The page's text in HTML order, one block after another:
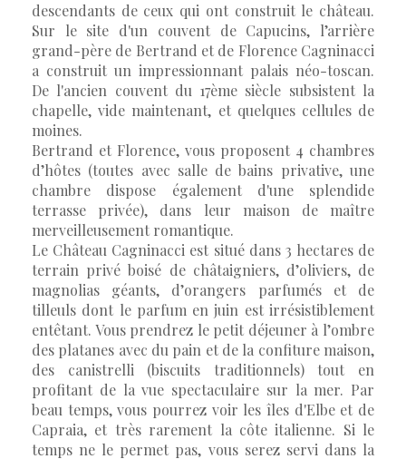
descendants de ceux qui ont construit le château.
Sur le site d'un couvent de Capucins, l’arrière
grand-père de Bertrand et de Florence Cagninacci
a construit un impressionnant palais néo-toscan.
De l'ancien couvent du 17ème siècle subsistent la
chapelle, vide maintenant, et quelques cellules de
moines.
Bertrand et Florence, vous proposent 4 chambres
d’hôtes (toutes avec salle de bains privative, une
chambre dispose également d'une splendide
terrasse privée), dans leur maison de maître
merveilleusement romantique.
Le Château Cagninacci est situé dans 3 hectares de
terrain privé boisé de châtaigniers, d’oliviers, de
magnolias géants, d’orangers parfumés et de
tilleuls dont le parfum en juin est irrésistiblement
entêtant. Vous prendrez le petit déjeuner à l’ombre
des platanes avec du pain et de la confiture maison,
des canistrelli (biscuits traditionnels) tout en
profitant de la vue spectaculaire sur la mer. Par
beau temps, vous pourrez voir les îles d'Elbe et de
Capraia, et très rarement la côte italienne. Si le
temps ne le permet pas, vous serez servi dans la